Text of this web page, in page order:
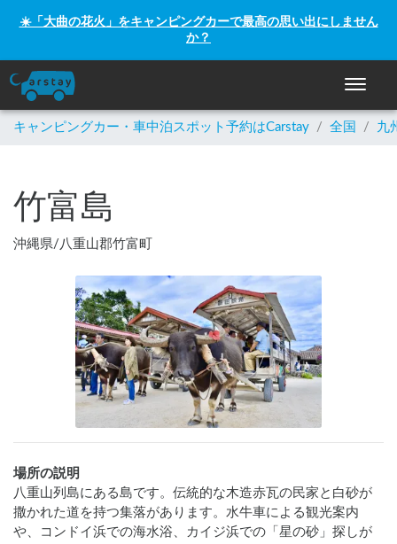
☀️「大曲の花火」をキャンピングカーで最高の思い出にしません
か？
ナビゲ
キャンピングカー・車中泊スポット予約はCarstay / 全国 / 九
竹富島
沖縄県/ 八重山郡竹富町
場所の説明
八重山列島にある島です。伝統的な木造赤瓦の民家と白砂が
撒かれた道を持つ集落があります。水牛車による観光案内
や、コンドイ浜での海水浴、カイジ浜での「星の砂」探しが